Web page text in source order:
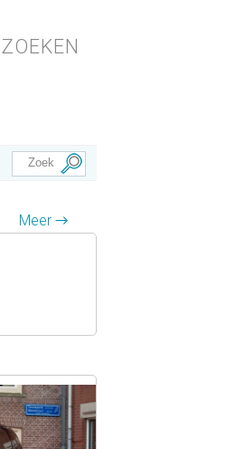
ZOEKEN
Meer →